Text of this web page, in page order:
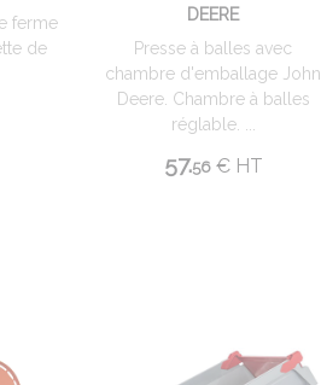
ferme
de
DEERE
Presse à balles avec
chambre d'emballage John
Deere. Chambre à balles
réglable. ...
57.56 €HT